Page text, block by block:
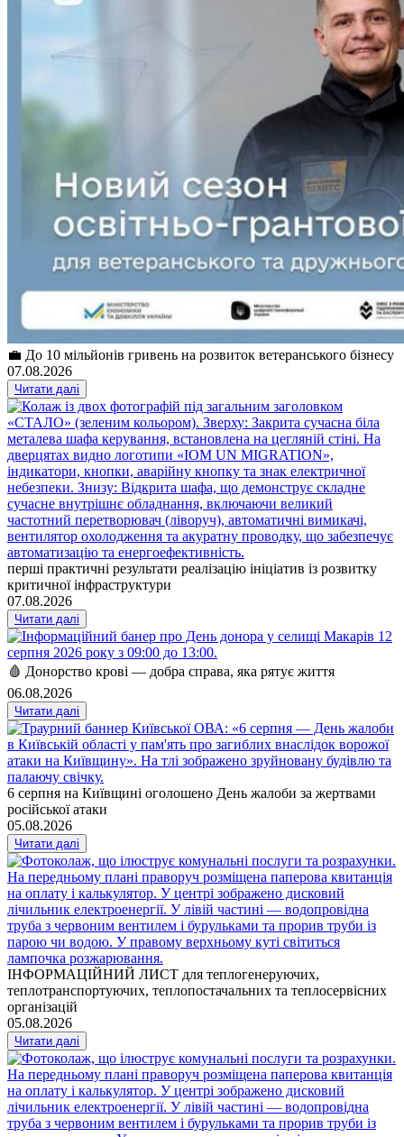
💼 До 10 мільйонів гривень на розвиток ветеранського бізнесу
07.08.2026
Читати далі
перші практичні результати реалізацію ініціатив із розвитку
критичної інфраструктури
07.08.2026
Читати далі
🩸 Донорство крові — добра справа, яка рятує життя
06.08.2026
Читати далі
6 серпня на Київщині оголошено День жалоби за жертвами
російської атаки
05.08.2026
Читати далі
ІНФОРМАЦІЙНИЙ ЛИСТ для теплогенеруючих,
теплотранспортуючих, теплопостачальних та теплосервісних
організацій
05.08.2026
Читати далі